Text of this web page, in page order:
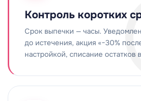
Контроль коротких
Срок выпечки — часы.
до истечения, акция «−30%
настройкой, списание остатков